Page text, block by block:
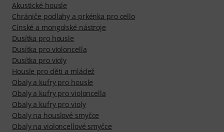
Akustické housle
Chrániče podlahy a prkénka pro cello
Cínské a mongolské nástroje
Dusítka pro housle
Dusítka pro violoncella
Dusítka pro violy
Housle pro děti a mládež
Obaly a kufry pro housle
Obaly a kufry pro violoncella
Obaly a kufry pro violy
Obaly na houslové smyčce
Obaly na violoncellové smyčce